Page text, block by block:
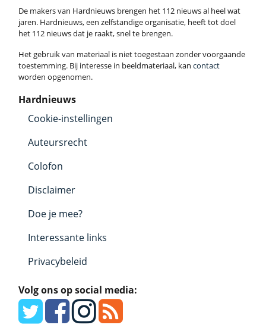
De makers van Hardnieuws brengen het 112 nieuws al heel wat
jaren. Hardnieuws, een zelfstandige organisatie, heeft tot doel
het 112 nieuws dat je raakt, snel te brengen.
Het gebruik van materiaal is niet toegestaan zonder voorgaande
toestemming. Bij interesse in beeldmateriaal, kan contact
worden opgenomen.
Hardnieuws
Cookie-instellingen
Auteursrecht
Colofon
Disclaimer
Doe je mee?
Interessante links
Privacybeleid
Volg ons op social media: